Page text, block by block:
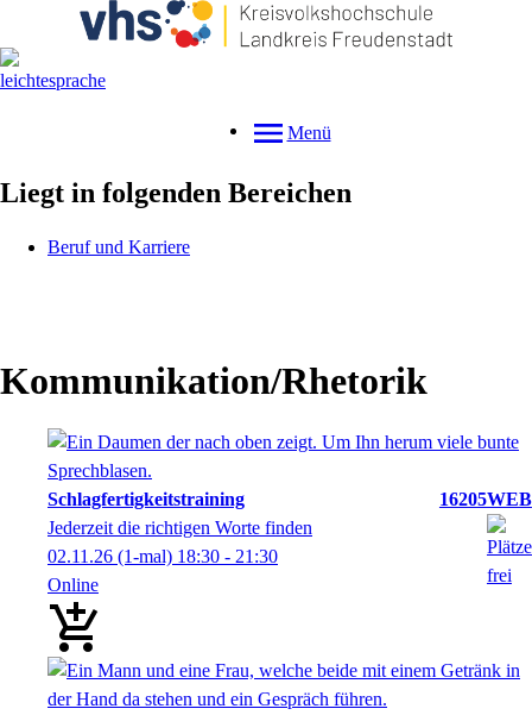
Menü
Liegt in folgenden Bereichen
Beruf und Karriere
Kommunikation/Rhetorik
Schlagfertigkeitstraining
16205WEB
Jederzeit die richtigen Worte finden
02.11.26 (1-mal) 18:30 - 21:30
Online